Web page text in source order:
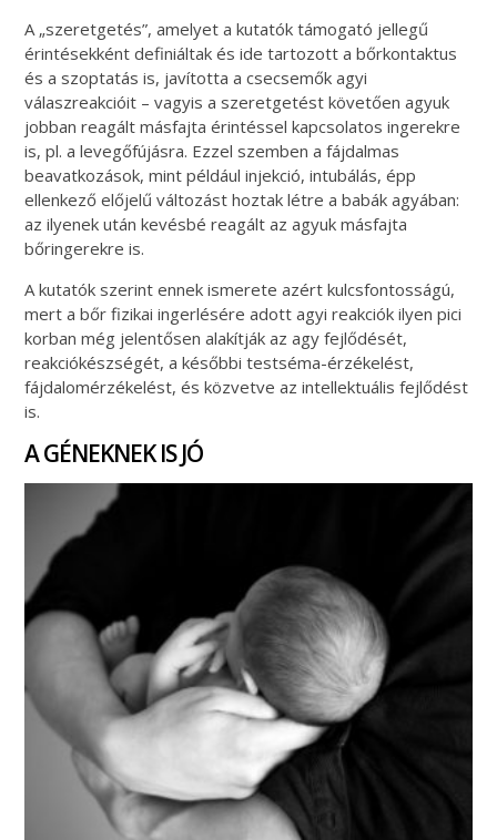
A „szeretgetés”, amelyet a kutatók támogató jellegű
érintésekként definiáltak és ide tartozott a bőrkontaktus
és a szoptatás is, javította a csecsemők agyi
válaszreakcióit – vagyis a szeretgetést követően agyuk
jobban reagált másfajta érintéssel kapcsolatos ingerekre
is, pl. a levegőfújásra. Ezzel szemben a fájdalmas
beavatkozások, mint például injekció, intubálás, épp
ellenkező előjelű változást hoztak létre a babák agyában:
az ilyenek után kevésbé reagált az agyuk másfajta
bőringerekre is.
A kutatók szerint ennek ismerete azért kulcsfontosságú,
mert a bőr fizikai ingerlésére adott agyi reakciók ilyen pici
korban még jelentősen alakítják az agy fejlődését,
reakciókészségét, a későbbi testséma-érzékelést,
fájdalomérzékelést, és közvetve az intellektuális fejlődést
is.
A GÉNEKNEK IS JÓ